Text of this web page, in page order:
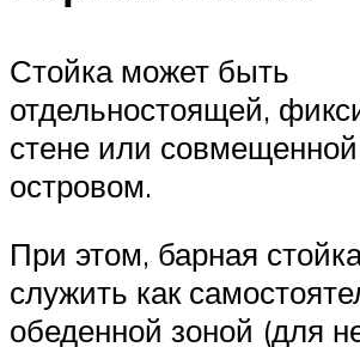
Стойка может быть
отдельностоящей,
стене или
островом.
При этом, барная
служить как
обеденной зоной (для